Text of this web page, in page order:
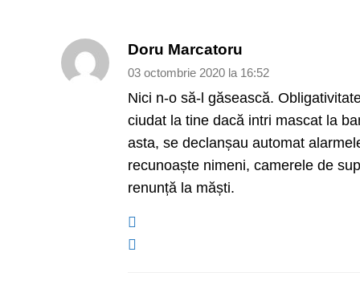
Doru Marcatoru
03 octombrie 2020 la 16:52
Nici n-o să-l găsească.
ciudat la tine dacă intri mascat la
asta, se declanșau automat
recunoaște nimeni, camerele de
renunță la măști.